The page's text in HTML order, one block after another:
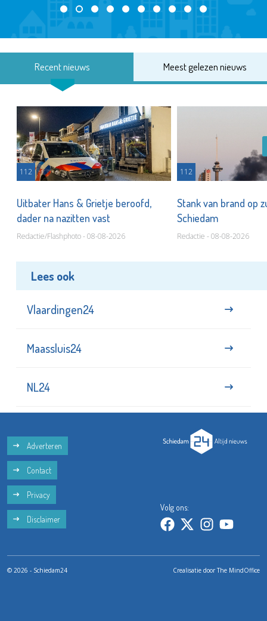
Recent nieuws Meest gelezen nieuws
112
Uitbater Hans & Grietje beroofd,
dader na nazitten vast
Redactie/Flashphoto - 08-08-2026
112
Stank van brand op
Schiedam
Redactie - 08-08-2026
Lees ook
Vlaardingen24
Maassluis24
NL24
Adverteren
Contact
Privacy
Disclaimer
Volg ons:
© 2026 - Schiedam24 Crealisatie doorThe MindOffice